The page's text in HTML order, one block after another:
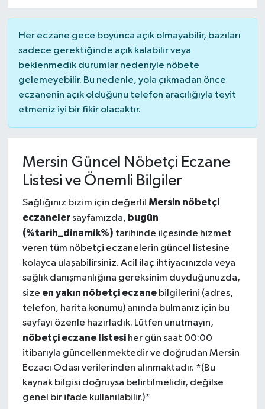
Her eczane gece boyunca açık olmayabilir, bazıları
sadece gerektiğinde açık kalabilir veya
beklenmedik durumlar nedeniyle nöbete
gelemeyebilir. Bu nedenle, yola çıkmadan önce
eczanenin açık olduğunu telefon aracılığıyla teyit
etmeniz iyi bir fikir olacaktır.
Mersin Güncel Nöbetçi Eczane
Listesi ve Önemli Bilgiler
Sağlığınız bizim için değerli! Mersin nöbetçi
eczanelersayfamızda, bugün
(%tarih_dinamik%) tarihinde ilçesinde hizmet
veren tüm nöbetçi eczanelerin güncel listesine
kolayca ulaşabilirsiniz. Acil ilaç ihtiyacınızda veya
sağlık danışmanlığına gereksinim duyduğunuzda,
size en yakın nöbetçi eczane bilgilerini (adres,
telefon, harita konumu) anında bulmanız için bu
sayfayı özenle hazırladık. Lütfen unutmayın,
nöbetçi eczane listesi her gün saat 00:00
itibarıyla güncellenmektedir ve doğrudan Mersin
Eczacı Odası verilerinden alınmaktadır. *(Bu
kaynak bilgisi doğruysa belirtilmelidir, değilse
genel bir ifade kullanılabilir.)*